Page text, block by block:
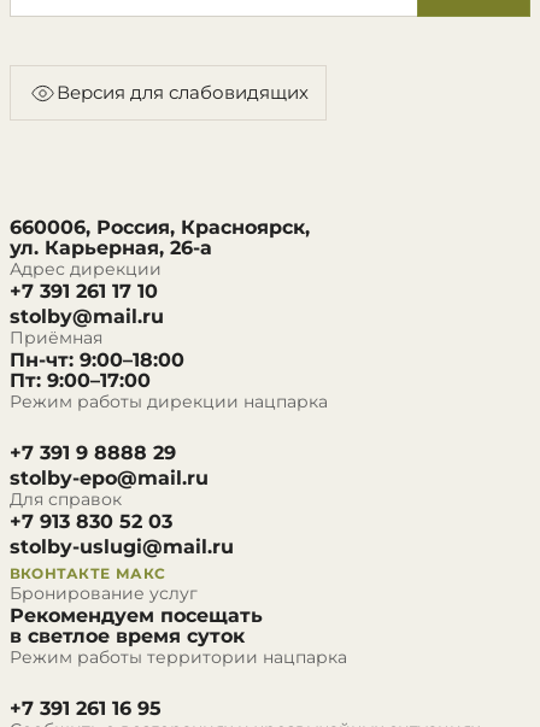
Версия для слабовидящих
660006, Россия, Красноярск,
ул. Карьерная, 26-а
Адрес дирекции
+7 391 261 17 10
stolby@mail.ru
Приёмная
Пн-чт: 9:00–18:00
Пт: 9:00–17:00
Режим работы дирекции нацпарка
+7 391 9 8888 29
stolby-epo@mail.ru
Для справок
+7 913 830 52 03
stolby-uslugi@mail.ru
ВКОНТАКТЕ МАКС
Бронирование услуг
Рекомендуем посещать
в светлое время суток
Режим работы территории нацпарка
+7 391 261 16 95